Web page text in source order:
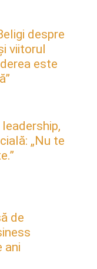
despre
viitorul
este
„Nu te
de
ani